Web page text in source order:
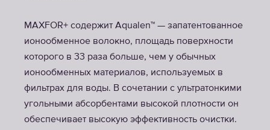
MAXFOR+ содержит Aqualen™ — запатентованное
ионообменное волокно, площадь поверхности
которого в 33 раза больше, чем у обычных
ионообменных материалов, используемых в
фильтрах для воды. В сочетании с ультратонкими
угольными абсорбентами высокой плотности он
обеспечивает высокую эффективность очистки.